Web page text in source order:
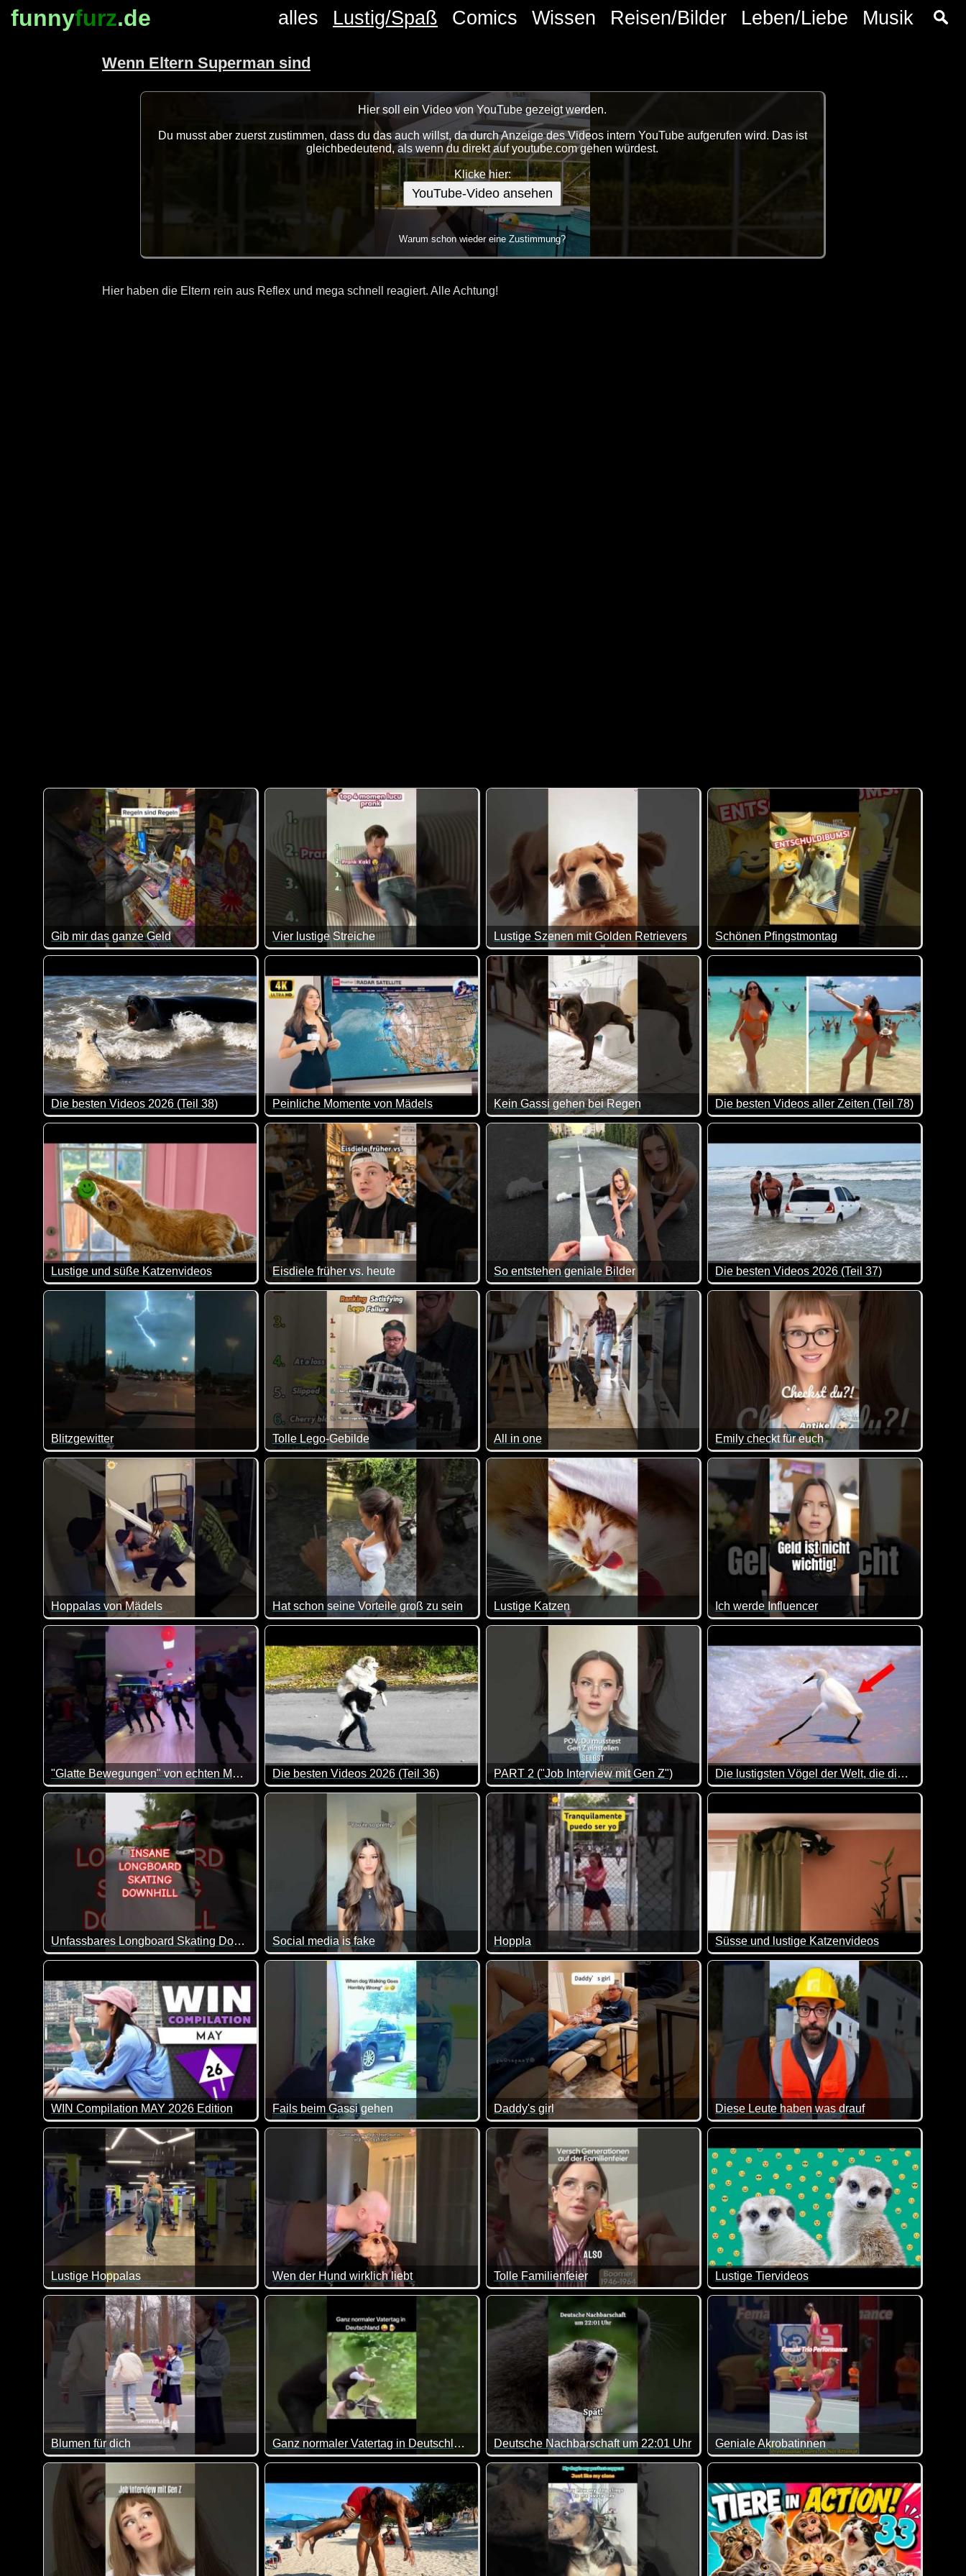
funnyfurz.de alles Lustig/Spaß Comics Wissen Reisen/Bilder Leben/Liebe Musik
Wenn Eltern Superman sind
Hier soll ein Video von YouTube gezeigt werden.
Du musst aber zuerst zustimmen, dass du das auch willst, da durch Anzeige des Videos intern YouTube aufgerufen wird. Das ist
gleichbedeutend, als wenn du direkt auf youtube.com gehen würdest.
Klicke hier:
YouTube-Video ansehen
Warum schon wieder eine Zustimmung?
Hier haben die Eltern rein aus Reflex und mega schnell reagiert. Alle Achtung!
Gib mir das ganze Geld
Regeln sind Regeln, das muss man einfach respektieren ;-)
Vier lustige Streiche Lustige Szenen mit Golden Retrievers
Schönen Pfingstmontag
Da muss ich der Katze doch tatsächlich recht
Die besten Videos 2026 (Teil 38)
Eine tolle Zusammenstellung von lustigen Videos. Klasse gemacht, da von allem was dabei ist. Viel Spaß damit!
Peinliche Momente von Mädels
Kein Gassi gehen bei Regen
Also bei Regen schickt man doch keinen Hund vor die Türe :-)
Die besten Videos aller Zeiten (Teil 78)
Hier kannst du dich ganz entspannt mit ein
Lustige und süße Katzenvideos
Ein weiterer Teil dieser lustigen Videos mit Katzen. Immer wieder für einen Lacher gut.
Eisdiele früher vs. heute
Ja, Eissorten aussuchen ist mittlerweile nicht mehr so einfach und außerdem sind die Kugeln auch noch sauteuer :-)
So entstehen geniale Bilder
Die besten Videos 2026 (Teil 37)
Eine tolle Zusammenstellung von lustigen
Blitzgewitter
Tolle Lego-Gebilde
Das tut einem ja im Herzen weh wie diese Lego-Kunstwerke kaputt gehen.
All in one
Sehr praktisch so ein tierischer Wisch- und Staubsauger ;-)
Emily checkt für euch
Das ist wirklich sehr hilfreich und nett von der
Hoppalas von Mädels Hat schon seine Vorteile groß zu sein
Lustige Katzen
Man muss einfach lachen, wenn man die Katzen in diesem lustigen Video sieht.
Ich werde Influencer
Da ist die Muddi aber erst mal gar nicht
"Glatte Bewegungen" von echten Menschen abgezogen
Die besten Videos 2026 (Teil 36)
Eine tolle Zusammenstellung von lustigen Videos. Klasse gemacht, da von allem was dabei ist. Viel Spaß damit!
PART 2 ("Job Interview mit Gen Z")
Als Arbeitgeber hat man es heutzutage wirklich nicht mehr leicht ;-)
Die lustigsten Vögel der Welt, die dich vor Lachen zum Weinen bringen werden
Lauter witzige Szenen mit Vögeln. Ja, auch die
Unfassbares Longboard Skating Downhill Social media is fake Hoppla
Süsse und lustige Katzenvideos
Ein weiterer Teil dieser lustigen Videos mit
WIN Compilation MAY 2026 Edition
58 der besten Video-Clips des Monats April in 15 Minuten. Wirklich coole Szenen, weil es so viele unterschiedliche Aktionen zum Bestaunen gibt! Sehr sehenswert!
Fails beim Gassi gehen Daddy's girl Diese Leute haben was drauf
Lustige Hoppalas
Wen der Hund wirklich liebt
Hier kommen die Frauen leider ziemlich schlecht weg ;-)
Tolle Familienfeier
Das mag ein Teenager doch besonders gerne, wenn man von der Verwandtschaft genervt
Lustige Tiervideos
Es macht einfach Spaß, lustige Tiervideos
Blumen für dich
Ganz normaler Vatertag in Deutschland
Das wars dann mit dem Vatertag ;-)
Deutsche Nachbarschaft um 22:01 Uhr
Zum Glück sind unsere Nachbarn nicht so ;-)
Geniale Akrobatinnen